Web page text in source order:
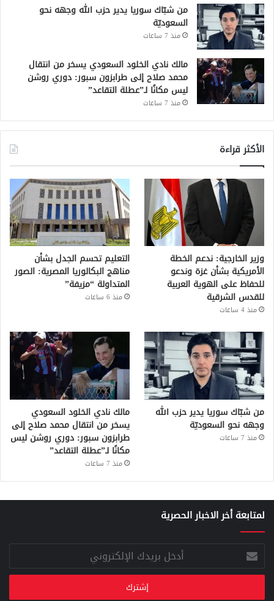
من شبّاك سوريا يدير حزب الله وجهه نحو
السعوديّة
منذ 7 ساعات
مالك نادي الخلود السعودي يسخر من انتقال
محمد صلاح إلى طرابزون سبور: دوري روشن
ليس مكانًا لـ”عطلة التقاعد”
منذ 7 ساعات
الأكثر قراءة
وزير الخارجية: ندعم الخطة
الأمريكية بشأن غزة وندعو
للحفاظ على الهوية العربية
للقدس الشرقية
منذ 4 ساعات
التعليم تحسم الجدل بشأن
مناهج البكالوريا المصرية: الصور
المتداولة “مزيفة”
منذ 6 ساعات
من شبّاك سوريا يدير حزب الله
وجهه نحو السعوديّة
منذ 7 ساعات
مالك نادي الخلود السعودي
يسخر من انتقال محمد صلاح إلى
طرابزون سبور: دوري روشن ليس
مكانًا لـ”عطلة التقاعد”
منذ 7 ساعات
لمتابعة أخر الاخبار الحصرية
أدخل
بريدك
الإلكتروني